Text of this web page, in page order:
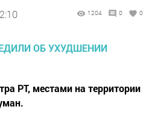
1204 0 0
РТ, местами на территории